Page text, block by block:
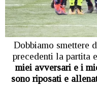
Dobbiamo smettere
precedenti la partita
miei avversari e i
sono riposati e